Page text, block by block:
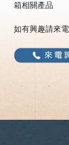
箱相關產品
如有興趣請來